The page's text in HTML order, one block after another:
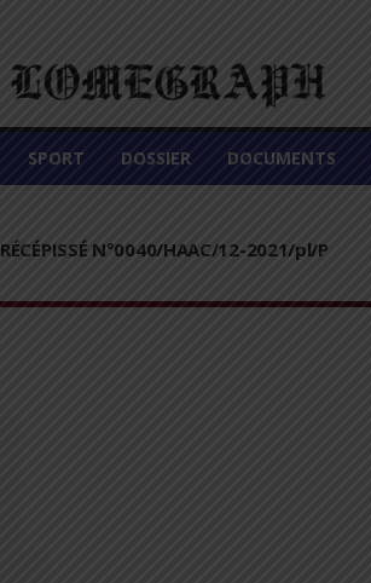
SPORT DOSSIER DOCUMENTS
RÉCÉPISSÉ N°0040/HAAC/12-2021/pl/P